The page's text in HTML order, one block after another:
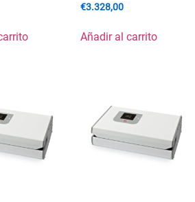
€3.328,00
Añadir al carrito